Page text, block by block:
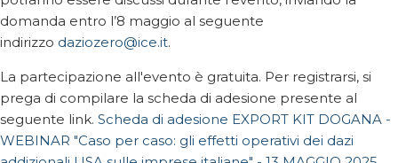
domanda entro l’8 maggio al seguente
indirizzo daziozero@ice.it.
La partecipazione all'evento è gratuita. Per registrarsi, si
prega di compilare la scheda di adesione presente al
seguente link. Scheda di adesione EXPORT KIT DOGANA -
WEBINAR "Caso per caso: gli effetti operativi dei dazi